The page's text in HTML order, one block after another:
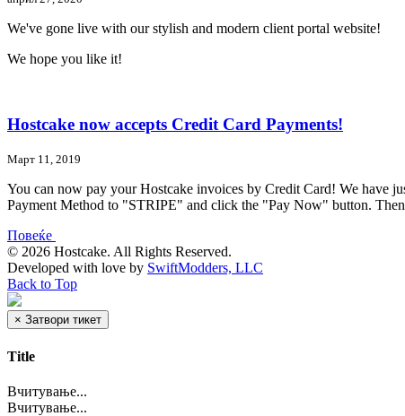
We've gone live with our stylish and modern client portal website!
We hope you like it!
Hostcake now accepts Credit Card Payments!
Март 11, 2019
You can now pay your Hostcake invoices by Credit Card! We have
Payment Method to "STRIPE" and click the "Pay Now" button.
Повеќе
© 2026 Hostcake. All Rights Reserved.
Developed with love by SwiftModders, LLC
Back to Top
× Затвори тикет
Title
Вчитување...
Вчитување...